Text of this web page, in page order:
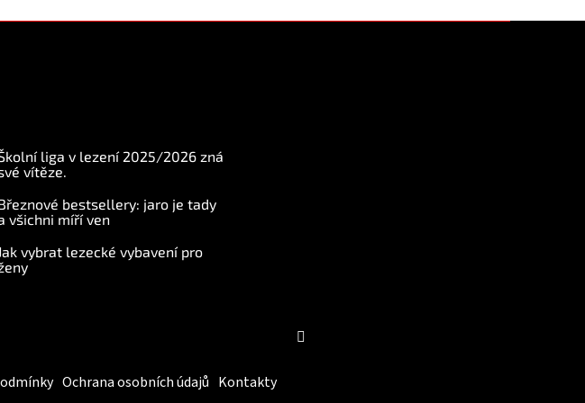
liga v lezení 2025/2026 zná
vítěze.
bestsellery: jaro je tady
všichni míří ven
Jak vybrat lezecké vybavení pro
Ochrana osobních údajů Kontakty